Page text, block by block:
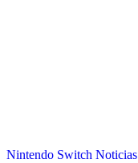
Nintendo Switch Noticias